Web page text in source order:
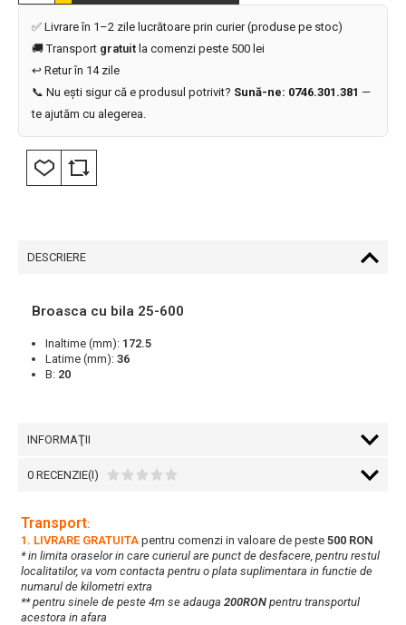
✅ Livrare în 1–2 zile lucrătoare prin curier (produse pe stoc)
🚚 Transport gratuit la comenzi peste 500 lei
↩️ Retur în 14 zile
📞 Nu ești sigur că e produsul potrivit? Sună-ne: 0746.301.381 —
te ajutăm cu alegerea.
DESCRIERE
Broasca cu bila 25-600
Inaltime (mm): 172.5
Latime (mm): 36
B: 20
INFORMAŢII
0 RECENZIE(I)
Transport:
1. LIVRARE GRATUITA pentru comenzi in valoare de peste 500 RON
* in limita oraselor in care curierul are punct de desfacere, pentru restul
localitatilor, va vom contacta pentru o plata suplimentara in functie de
numarul de kilometri extra
** pentru sinele de peste 4m se adauga 200RON pentru transportul
acestora in afara